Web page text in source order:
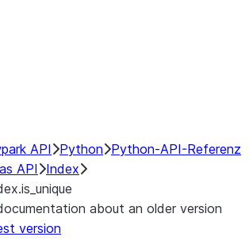
API Python Python-API-Referenz
API
Index
about an older version
version